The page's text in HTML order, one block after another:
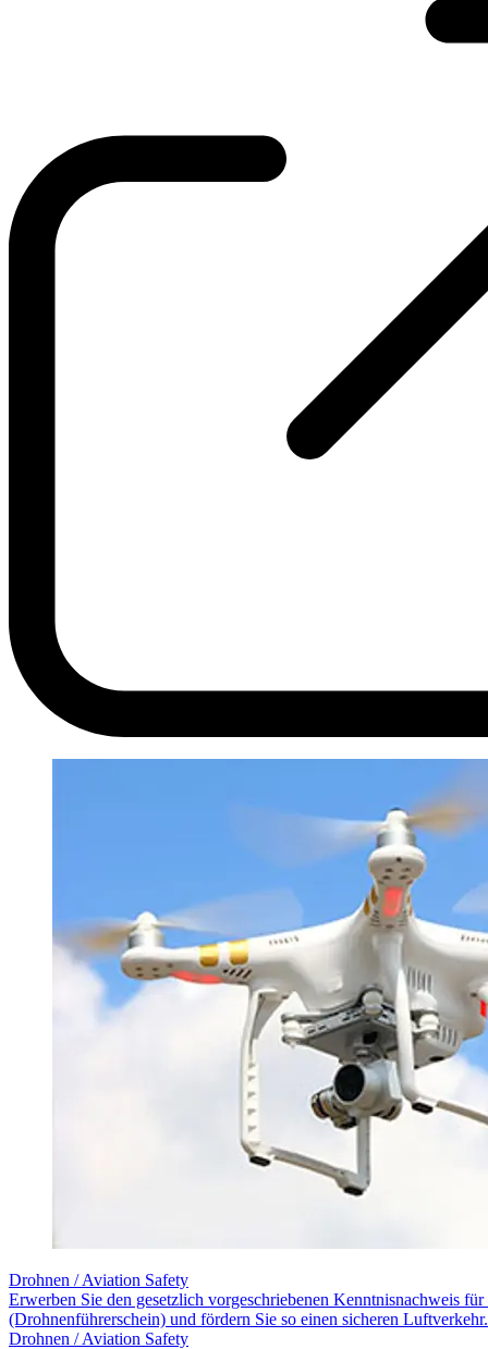
Drohnen / Aviation Safety
Erwerben Sie den gesetzlich vorgeschriebenen Kenntnisnachweis
(Drohnenführerschein) und fördern Sie so einen sicheren Luftverkehr.
Drohnen / Aviation Safety